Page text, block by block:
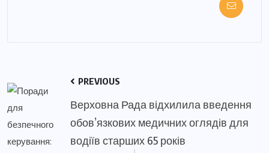
PREVIOUS
Верховна Рада відхилила введення
обов’язкових медичних оглядів для
водіїв старших 65 років